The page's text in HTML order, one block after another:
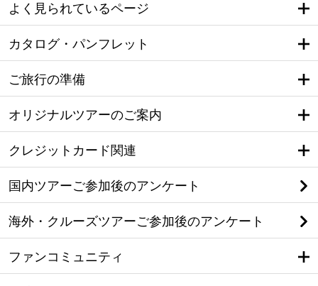
よく見られているページ
カタログ・パンフレット
ご旅行の準備
オリジナルツアーのご案内
クレジットカード関連
国内ツアーご参加後のアンケート
海外・クルーズツアーご参加後のアンケート
ファンコミュニティ